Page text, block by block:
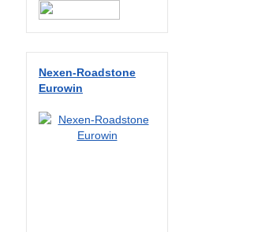
Nexen-Roadstone
Eurowin